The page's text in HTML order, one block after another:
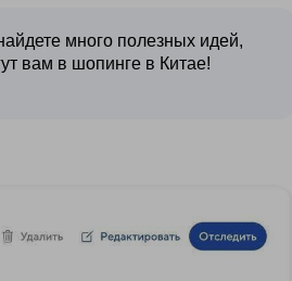
много полезных идей,
вам в шопинге в Китае!